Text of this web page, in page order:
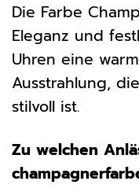
Die Farbe
Eleganz und
Uhren eine
Ausstrahlung,
stilvoll ist.
Zu welchen